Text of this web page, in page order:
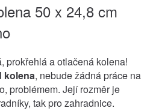
50 x 24,8 cm
prokřehlá a otlačená kolena!
kolena, nebude žádná práce na
problémem. Její rozměr je
tak pro zahradnice.